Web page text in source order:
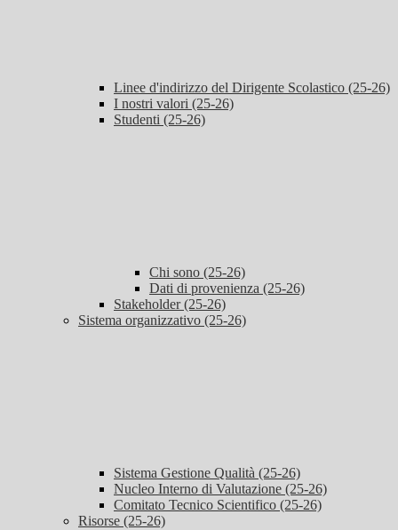
Linee d'indirizzo del Dirigente Scolastico (25-26)
I nostri valori (25-26)
Studenti (25-26)
Chi sono (25-26)
Dati di provenienza (25-26)
Stakeholder (25-26)
Sistema organizzativo (25-26)
Sistema Gestione Qualità (25-26)
Nucleo Interno di Valutazione (25-26)
Comitato Tecnico Scientifico (25-26)
Risorse (25-26)